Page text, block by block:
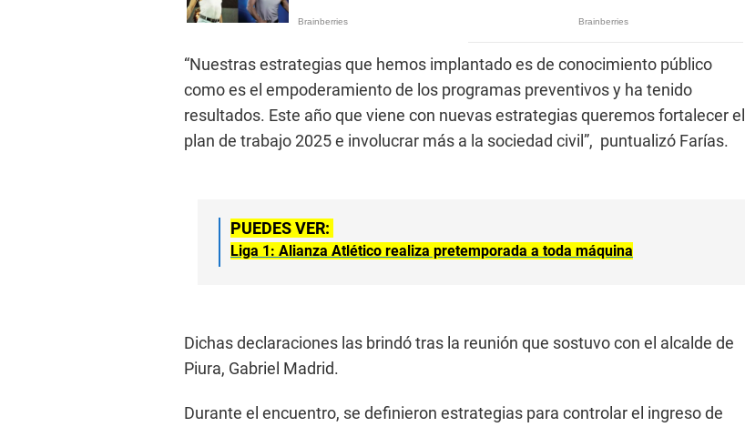
“Nuestras estrategias que hemos implantado es de conocimiento público
como es el empoderamiento de los programas preventivos y ha tenido
resultados. Este año que viene con nuevas estrategias queremos fortalecer el
plan de trabajo 2025 e involucrar más a la sociedad civil”, puntualizó Farías.
PUEDES VER:
Liga 1: Alianza Atlético realiza pretemporada a toda máquina
Dichas declaraciones las brindó tras la reunión que sostuvo con el alcalde de
Piura, Gabriel Madrid.
Durante el encuentro, se definieron estrategias para controlar el ingreso de